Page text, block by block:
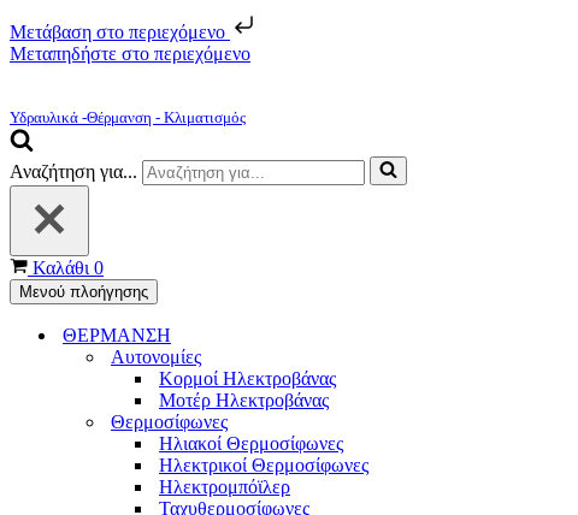
Μετάβαση στο περιεχόμενο
Μεταπηδήστε στο περιεχόμενο
Υδραυλικά -Θέρμανση - Κλιματισμός
Αναζήτηση για...
Καλάθι 0
Μενού πλοήγησης
ΘΕΡΜΑΝΣΗ
Αυτονομίες
Κορμοί Ηλεκτροβάνας
Μοτέρ Ηλεκτροβάνας
Θερμοσίφωνες
Ηλιακοί Θερμοσίφωνες
Ηλεκτρικοί Θερμοσίφωνες
Ηλεκτρομπόϊλερ
Ταχυθερμοσίφωνες